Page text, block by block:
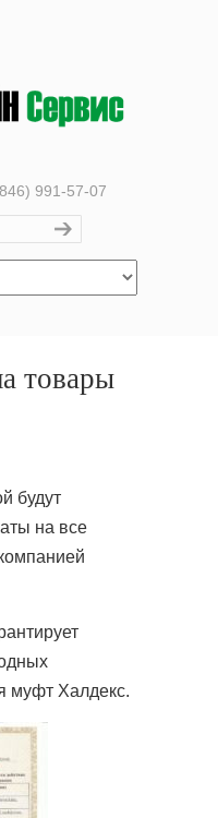
991-57-07
товары
будут
на все
муфт Халдекс.